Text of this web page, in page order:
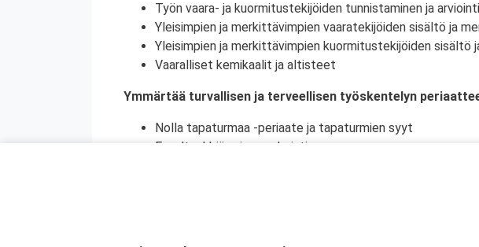
Työn vaara- ja kuormitustekijöiden tunnistaminen ja arviointi
Yleisimpien ja merkittävimpien vaaratekijöiden sisältö ja
Yleisimpien ja merkittävimpien kuormitustekijöiden sisältö
Vaaralliset kemikaalit ja altisteet
Ymmärtää turvallisen ja terveellisen työskentelyn
Nolla tapaturmaa -periaate ja tapaturmien syyt
Ennaltaehkäisy ja ennakointi